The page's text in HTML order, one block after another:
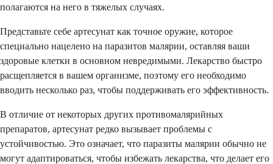
полагаются на него в тяжелых случаях.
Представьте себе артесунат как точное оружие, которое
специально нацелено на паразитов малярии, оставляя ваши
здоровые клетки в основном невредимыми. Лекарство быстро
расщепляется в вашем организме, поэтому его необходимо
вводить несколько раз, чтобы поддерживать его эффективность.
В отличие от некоторых других противомалярийных
препаратов, артесунат редко вызывает проблемы с
устойчивостью. Это означает, что паразиты малярии обычно не
могут адаптироваться, чтобы избежать лекарства, что делает его